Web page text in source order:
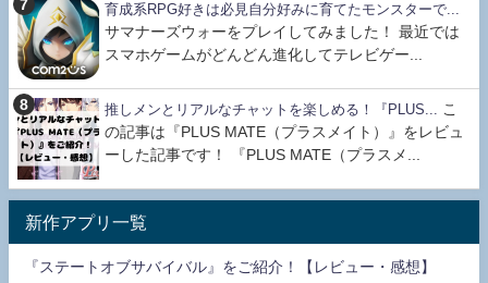
育成系RPG好きは必見自分好みに育てたモンスターで...
サマナーズウォーをプレイしてみました！ 最近では
スマホゲームがどんどん進化してテレビゲー...
推しメンとリアルなチャットを楽しめる！『PLUS...
こ
の記事は『PLUS MATE（プラスメイト）』をレビュ
ーした記事です！ 『PLUS MATE（プラスメ...
新作アプリ一覧
『ステートオブサバイバル』をご紹介！【レビュー・感想】